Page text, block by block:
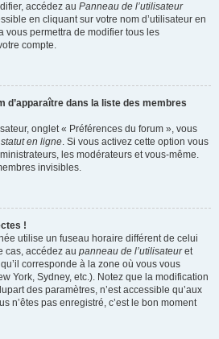
accédez au Panneau de l’utilisateur
en cliquant sur votre nom d’utilisateur en
vous permettra de modifier tous les
compte.
d’apparaître dans la liste des membres
onglet « Préférences du forum », vous
en ligne. Si vous activez cette option vous
les modérateurs et vous-même.
invisibles.
!
utilise un fuseau horaire différent de celui
cas, accédez au panneau de l’utilisateuret
corresponde à la zone où vous vous
York, Sydney, etc.). Notez que la modification
des paramètres, n’est accessible qu’aux
n’êtes pas enregistré, c’est le bon moment